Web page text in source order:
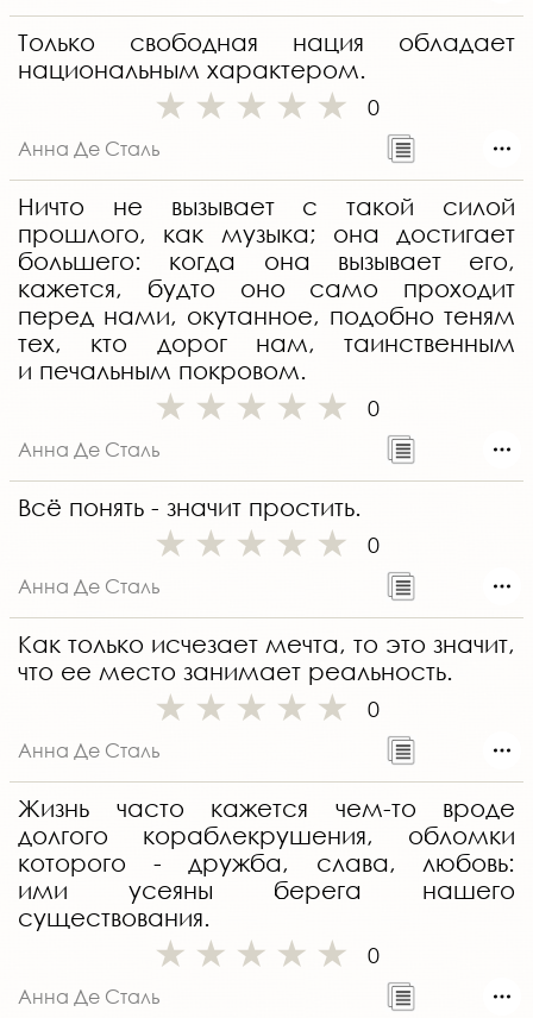
Только свободная нация обладает
национальным характером.
0
Анна Де Сталь
Ничто не вызывает с такой силой
прошлого, как музыка; она достигает
большего: когда она вызывает его,
кажется, будто оно само проходит
перед нами, окутанное, подобно теням
тех, кто дорог нам, таинственным
и печальным покровом.
0
Анна Де Сталь
Всё понять - значит простить.
0
Анна Де Сталь
Как только исчезает мечта, то это значит,
что ее место занимает реальность.
0
Анна Де Сталь
Жизнь часто кажется чем-то вроде
долгого кораблекрушения, обломки
которого - дружба, слава, любовь:
ими усеяны берега нашего
существования.
0
Анна Де Сталь